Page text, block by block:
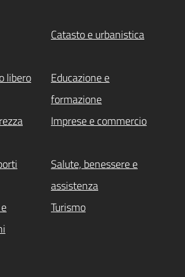
Catasto e urbanistica
libero
Educazione e
formazione
Imprese e commercio
Salute, benessere e
assistenza
Turismo